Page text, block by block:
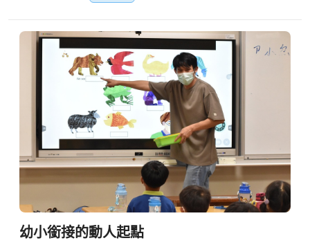
幼小銜接的動人起點